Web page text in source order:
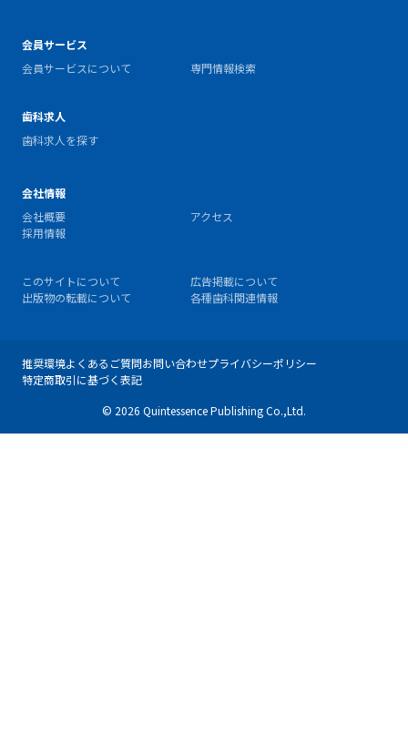
会員サービス
会員サービスについて
専門情報検索
歯科求人
歯科求人を探す
会社情報
会社概要
アクセス
採用情報
このサイトについて
広告掲載について
出版物の転載について
各種歯科関連情報
推奨環境よくあるご質問お問い合わせプライバシーポリシー
特定商取引に基づく表記
© 2026 Quintessence Publishing Co.,Ltd.